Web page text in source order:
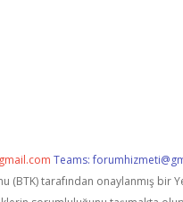
Teams:
(BTK) tarafından onaylanmış